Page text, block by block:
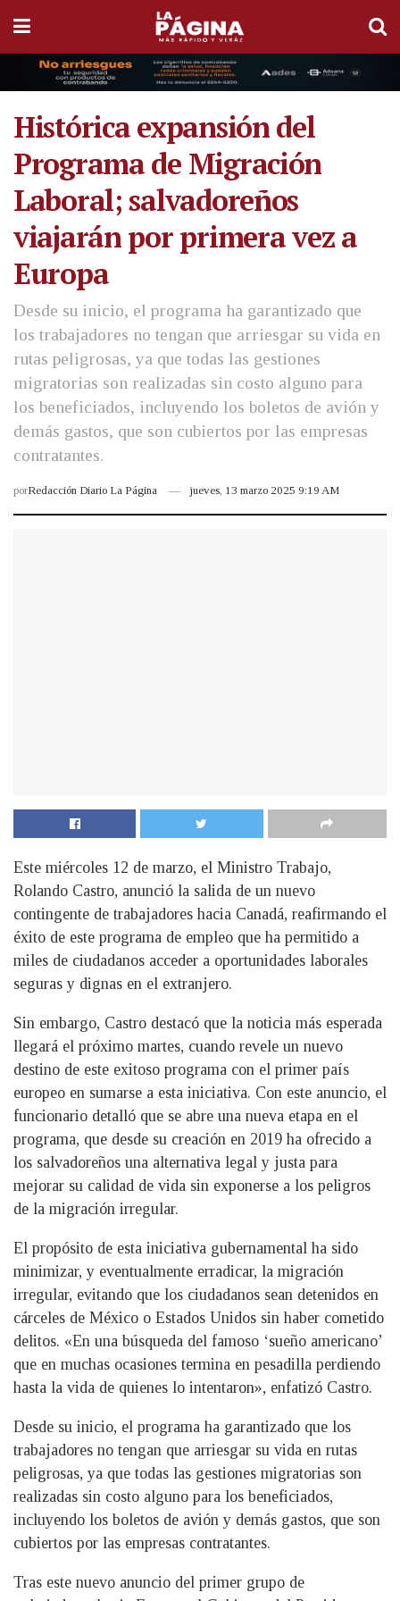
Histórica expansión del
Programa de Migración
Laboral; salvadoreños
viajarán por primera vez a
Europa
Desde su inicio, el programa ha garantizado que
los trabajadores no tengan que arriesgar su vida en
rutas peligrosas, ya que todas las gestiones
migratorias son realizadas sin costo alguno para
los beneficiados, incluyendo los boletos de avión y
demás gastos, que son cubiertos por las empresas
contratantes.
porRedacción Diario La Página jueves, 13 marzo 2025 9:19 AM
Este miércoles 12 de marzo, el Ministro Trabajo,
Rolando Castro, anunció la salida de un nuevo
contingente de trabajadores hacia Canadá, reafirmando el
éxito de este programa de empleo que ha permitido a
miles de ciudadanos acceder a oportunidades laborales
seguras y dignas en el extranjero.
Sin embargo, Castro destacó que la noticia más esperada
llegará el próximo martes, cuando revele un nuevo
destino de este exitoso programa con el primer país
europeo en sumarse a esta iniciativa. Con este anuncio, el
funcionario detalló que se abre una nueva etapa en el
programa, que desde su creación en 2019 ha ofrecido a
los salvadoreños una alternativa legal y justa para
mejorar su calidad de vida sin exponerse a los peligros
de la migración irregular.
El propósito de esta iniciativa gubernamental ha sido
minimizar, y eventualmente erradicar, la migración
irregular, evitando que los ciudadanos sean detenidos en
cárceles de México o Estados Unidos sin haber cometido
delitos. «En una búsqueda del famoso ‘sueño americano’
que en muchas ocasiones termina en pesadilla perdiendo
hasta la vida de quienes lo intentaron», enfatizó Castro.
Desde su inicio, el programa ha garantizado que los
trabajadores no tengan que arriesgar su vida en rutas
peligrosas, ya que todas las gestiones migratorias son
realizadas sin costo alguno para los beneficiados,
incluyendo los boletos de avión y demás gastos, que son
cubiertos por las empresas contratantes.
Tras este nuevo anuncio del primer grupo de